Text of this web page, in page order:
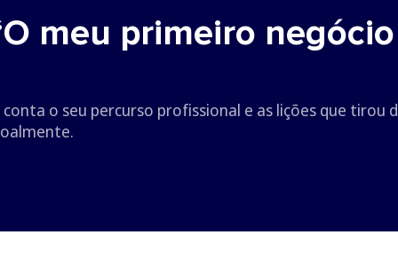
meu primeiro
o seu percurso profissional e as lições que tirou